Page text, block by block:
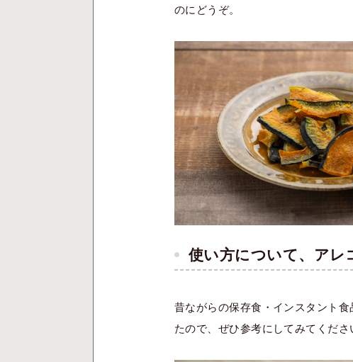
のにどうぞ。
使い方について、アレ
昔ながらの保存食・インスタント
たので、ぜひ参考にしてみてくださ